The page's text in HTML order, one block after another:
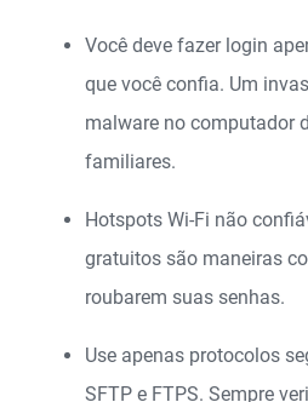
Você deve fazer login
que você confia. Um
malware no computador
familiares.
Hotspots Wi-Fi não
gratuitos são maneiras
roubarem suas senhas.
Use apenas protocolos
SFTP e FTPS. Sempre